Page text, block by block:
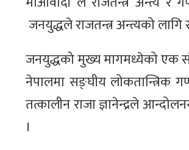
जनयुद्धले राजतन्त्र अन्त्यको
जनयुद्धको मुख्य मागमध्येको एक
नेपालमा सङ्घीय लोकतान्त्रिक
तत्कालीन राजा ज्ञानेन्द्रले
।